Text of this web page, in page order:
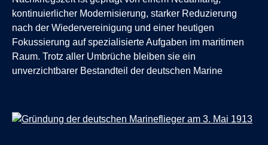
kontinuierlicher Modernisierung, starker Reduzierung
nach der Wiedervereinigung und einer heutigen
Fokussierung auf spezialisierte Aufgaben im maritimen
Raum. Trotz aller Umbrüche bleiben sie ein
unverzichtbarer Bestandteil der deutschen Marine